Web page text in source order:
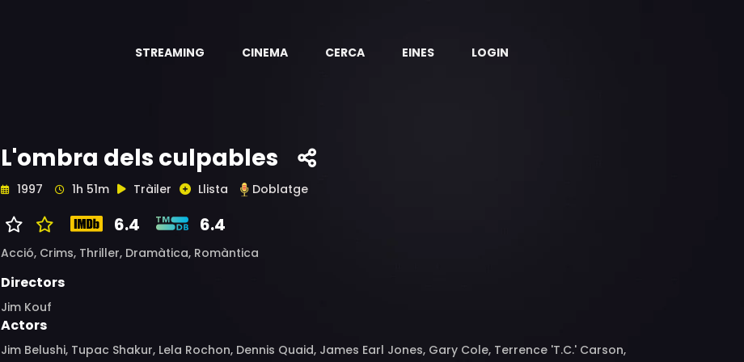
STREAMING CINEMA CERCA EINES LOGIN
L'ombra dels culpables
1997 1h 51m Tràiler Llista Doblatge
6.4 6.4
Acció, Crims, Thriller, Dramàtica, Romàntica
Directors
Jim Kouf
Actors
Jim Belushi, Tupac Shakur, Lela Rochon, Dennis Quaid, James Earl Jones, Gary Cole, Terrence 'T.C.' Carson,